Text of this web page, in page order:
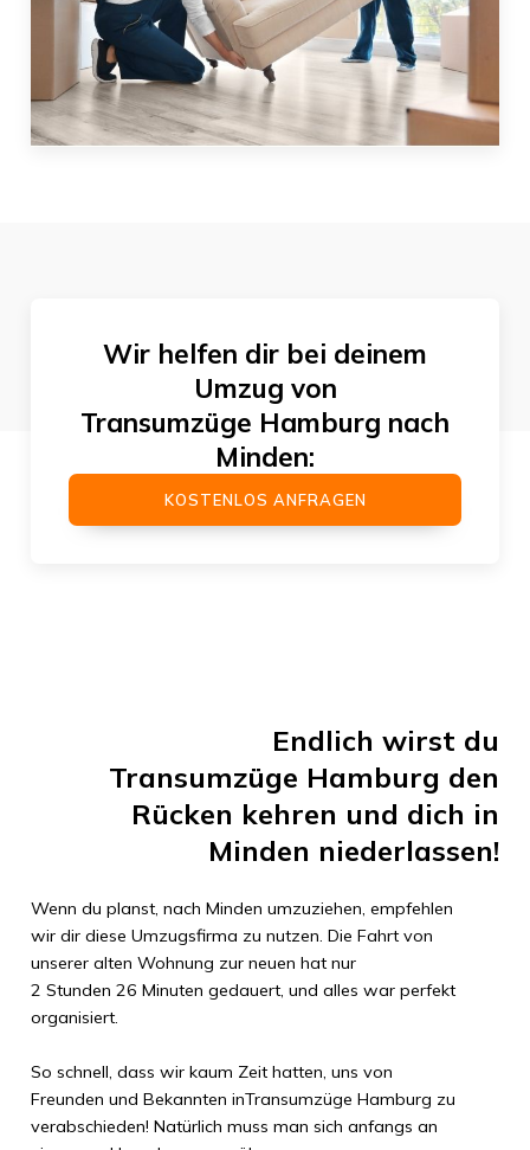
Wir helfen dir bei deinem
Umzug von
Transumzüge Hamburg nach
Minden:
KOSTENLOS ANFRAGEN
Endlich wirst du
Transumzüge Hamburg den
Rücken kehren und dich in
Minden niederlassen!
Wenn du planst, nach Minden umzuziehen, empfehlen
wir dir diese Umzugsfirma zu nutzen. Die Fahrt von
unserer alten Wohnung zur neuen hat nur
2 Stunden 26 Minuten gedauert, und alles war perfekt
organisiert.
So schnell, dass wir kaum Zeit hatten, uns von
Freunden und Bekannten inTransumzüge Hamburg zu
verabschieden! Natürlich muss man sich anfangs an